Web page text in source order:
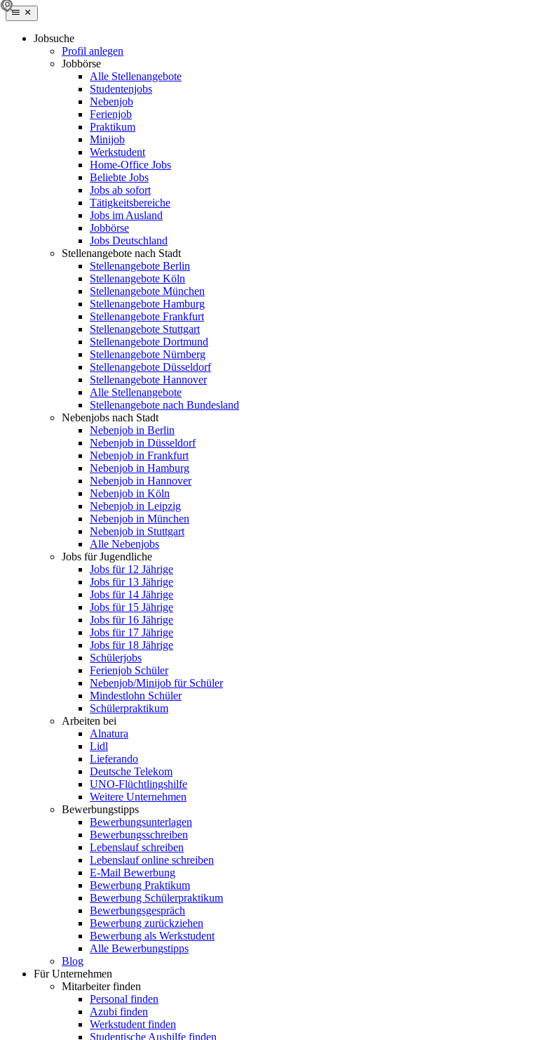
Jobsuche
Profil anlegen
Jobbörse
Alle Stellenangebote
Studentenjobs
Nebenjob
Ferienjob
Praktikum
Minijob
Werkstudent
Home-Office Jobs
Beliebte Jobs
Jobs ab sofort
Tätigkeitsbereiche
Jobs im Ausland
Jobbörse
Jobs Deutschland
Stellenangebote nach Stadt
Stellenangebote Berlin
Stellenangebote Köln
Stellenangebote München
Stellenangebote Hamburg
Stellenangebote Frankfurt
Stellenangebote Stuttgart
Stellenangebote Dortmund
Stellenangebote Nürnberg
Stellenangebote Düsseldorf
Stellenangebote Hannover
Alle Stellenangebote
Stellenangebote nach Bundesland
Nebenjobs nach Stadt
Nebenjob in Berlin
Nebenjob in Düsseldorf
Nebenjob in Frankfurt
Nebenjob in Hamburg
Nebenjob in Hannover
Nebenjob in Köln
Nebenjob in Leipzig
Nebenjob in München
Nebenjob in Stuttgart
Alle Nebenjobs
Jobs für Jugendliche
Jobs für 12 Jährige
Jobs für 13 Jährige
Jobs für 14 Jährige
Jobs für 15 Jährige
Jobs für 16 Jährige
Jobs für 17 Jährige
Jobs für 18 Jährige
Schülerjobs
Ferienjob Schüler
Nebenjob/Minijob für Schüler
Mindestlohn Schüler
Schülerpraktikum
Arbeiten bei
Alnatura
Lidl
Lieferando
Deutsche Telekom
UNO-Flüchtlingshilfe
Weitere Unternehmen
Bewerbungstipps
Bewerbungsunterlagen
Bewerbungsschreiben
Lebenslauf schreiben
Lebenslauf online schreiben
E-Mail Bewerbung
Bewerbung Praktikum
Bewerbung Schülerpraktikum
Bewerbungsgespräch
Bewerbung zurückziehen
Bewerbung als Werkstudent
Alle Bewerbungstipps
Blog
Für Unternehmen
Mitarbeiter finden
Personal finden
Azubi finden
Werkstudent finden
Studentische Aushilfe finden